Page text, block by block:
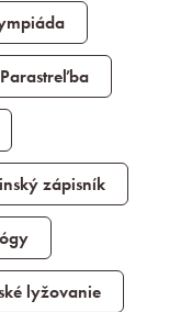
Parastreľba
zápisník
lyžovanie